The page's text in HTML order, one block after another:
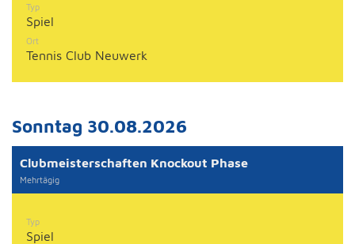
Typ
Spiel
Ort
Tennis Club Neuwerk
Sonntag 30.08.2026
Clubmeisterschaften Knockout Phase
Mehrtägig
Typ
Spiel